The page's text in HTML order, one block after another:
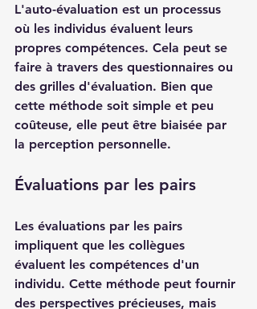
L'auto-évaluation est un processus
où les individus évaluent leurs
propres compétences. Cela peut se
faire à travers des questionnaires ou
des grilles d'évaluation. Bien que
cette méthode soit simple et peu
coûteuse, elle peut être biaisée par
la perception personnelle.
Évaluations par les pairs
Les évaluations par les pairs
impliquent que les collègues
évaluent les compétences d'un
individu. Cette méthode peut fournir
des perspectives précieuses, mais